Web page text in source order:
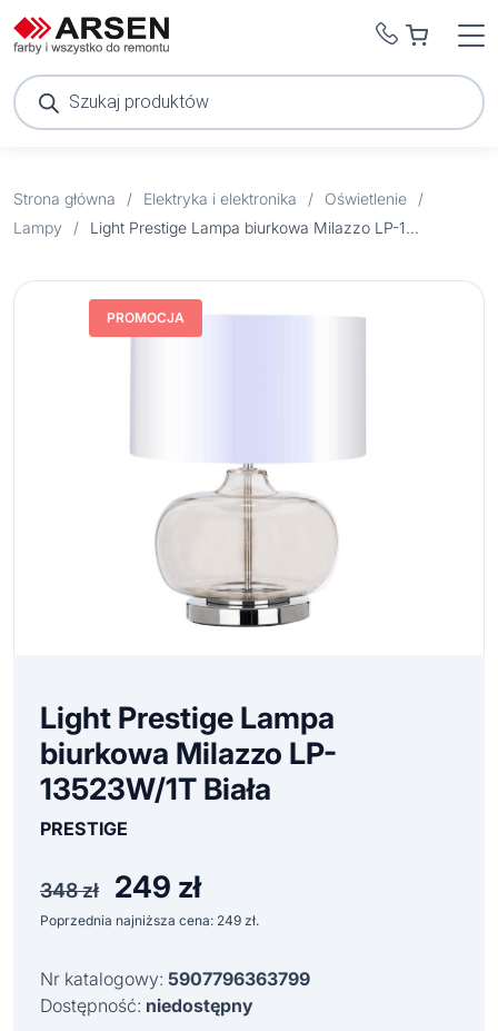
Wyszukiwarka
produktów
Strona główna / Elektryka i elektronika / Oświetlenie
/
Lampy
/ Light Prestige Lampa biurkowa Milazzo LP-13523W/1T Biała
PROMOCJA
Light Prestige Lampa
biurkowa Milazzo LP-
13523W/1T Biała
PRESTIGE
348zł
Pierwotna
wynosiła:
249 złAktualna
Poprzednia najniższa cena: 249 zł.
Nr katalogowy: 5907796363799
Dostępność: niedostępny